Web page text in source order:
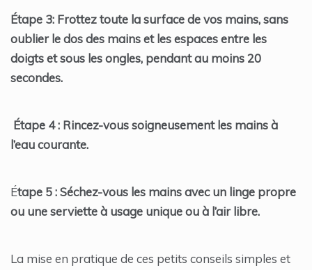
Étape 3: Frottez toute la surface de vos mains, sans
oublier le dos des mains et les espaces entre les
doigts et sous les ongles, pendant au moins 20
secondes.
Étape 4 : Rincez-vous soigneusement les mains à
l’eau courante.
Étape 5 : Séchez-vous les mains avec un linge propre
ou une serviette à usage unique ou à l’air libre.
La mise en pratique de ces petits conseils simples et